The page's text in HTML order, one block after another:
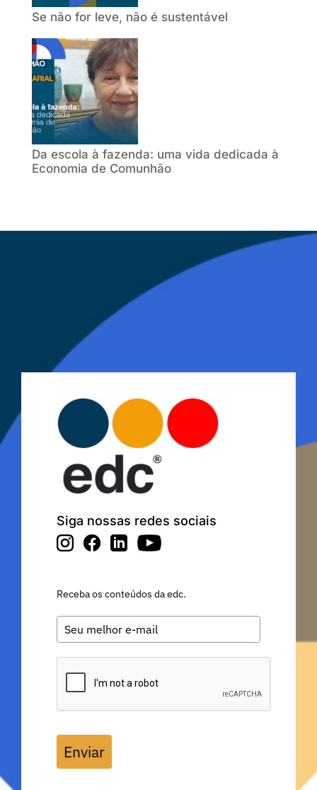
Se não for leve, não é sustentável
Da escola à fazenda: uma vida dedicada à
Economia de Comunhão
Siga nossas redes sociais
Receba os conteúdos da edc.
Enviar